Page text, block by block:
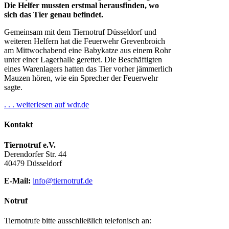
Die Helfer mussten erstmal herausfinden, wo
sich das Tier genau befindet.
Gemeinsam mit dem Tiernotruf Düsseldorf und
weiteren Helfern hat die Feuerwehr Grevenbroich
am Mittwochabend eine Babykatze aus einem Rohr
unter einer Lagerhalle gerettet. Die Beschäftigten
eines Warenlagers hatten das Tier vorher jämmerlich
Mauzen hören, wie ein Sprecher der Feuerwehr
sagte.
. . . weiterlesen auf wdr.de
Kontakt
Tiernotruf e.V.
Derendorfer Str. 44
40479 Düsseldorf
E-Mail: info@tiernotruf.de
Notruf
Tiernotrufe bitte ausschließlich telefonisch an: